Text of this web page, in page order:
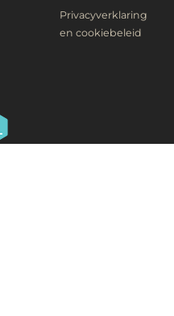
Privacyverklaring
en cookiebeleid